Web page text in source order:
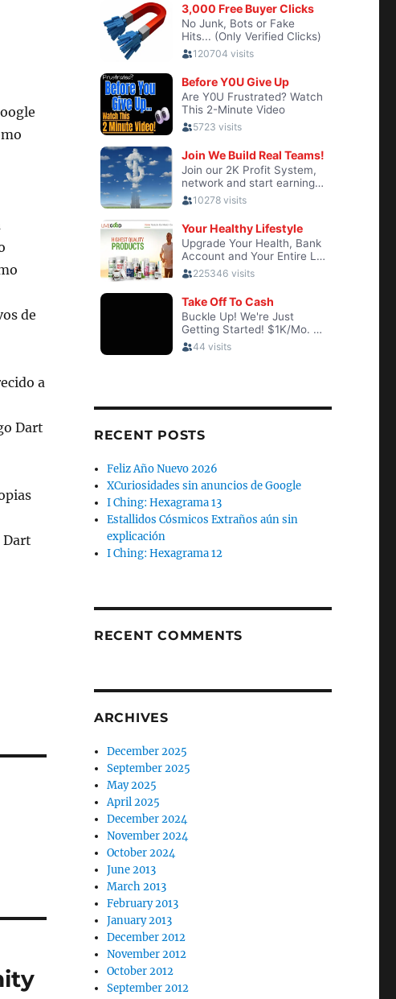
de
a
Dart
Dart
RECENT POSTS
Feliz Año Nuevo 2026
XCuriosidades sin anuncios de Google
I Ching: Hexagrama 13
Estallidos Cósmicos Extraños aún sin
explicación
I Ching: Hexagrama 12
RECENT COMMENTS
ARCHIVES
December 2025
September 2025
May 2025
April 2025
December 2024
November 2024
October 2024
June 2013
March 2013
February 2013
January 2013
December 2012
November 2012
October 2012
September 2012